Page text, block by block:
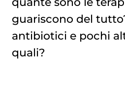
guariscono del
antibiotici e pochi
quali?